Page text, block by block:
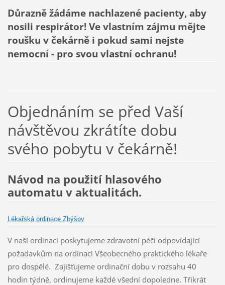
Důrazně žádáme nachlazené pacienty, aby
nosili respirátor! Ve vlastním zájmu mějte
roušku v čekárně i pokud sami nejste
nemocní - pro svou vlastní ochranu!
Objednáním se před Vaší
návštěvou zkrátíte dobu
svého pobytu v čekárně!
Návod na použití hlasového
automatu v aktualitách.
Lékařská ordinace Zbýšov
V naší ordinaci poskytujeme zdravotní péči odpovídající
požadavkům na ordinaci Všeobecného praktického lékaře
pro dospělé. Zajišťujeme ordinační dobu v rozsahu 40
hodin týdně, ordinujeme každé všední dopoledne. Třikrát